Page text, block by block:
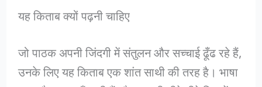
यह किताब क्यों पढ़नी चाहिए
जो पाठक अपनी जिंदगी में संतुलन और सच्चाई ढूँढ रहे हैं,
उनके लिए यह किताब एक शांत साथी की तरह है। भाषा